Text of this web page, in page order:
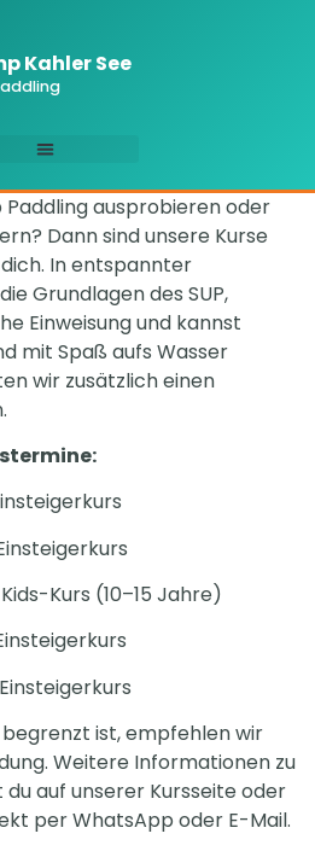
Kahler See
ausprobieren oder
Dann sind unsere Kurse
In entspannter
Grundlagen des SUP,
Einweisung und kannst
mit Spaß aufs Wasser
wir zusätzlich einen
Kurs (10–15 Jahre)
ist, empfehlen wir
Weitere Informationen zu
auf unserer Kursseite oder
per WhatsApp oder E-Mail.